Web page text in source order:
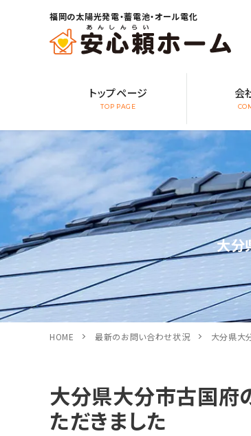
福岡の太陽光発電・蓄電池・オール電化
トップページ
TOP PAGE
会
大分
HOME 最新のお問い合わせ状況 大分県大
大分県大分市古国府
ただきました